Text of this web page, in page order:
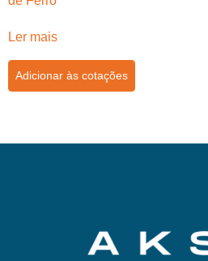
Ler mais
Adicionar às cotações